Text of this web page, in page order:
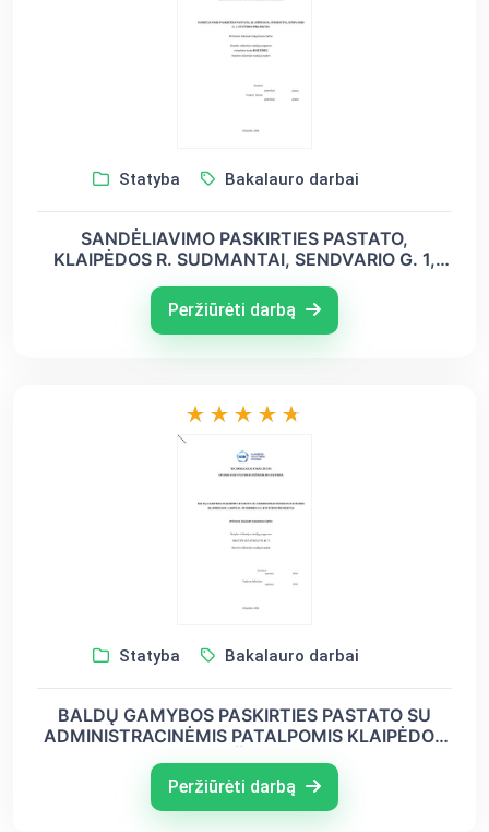
Statyba Bakalauro darbai
SANDĖLIAVIMO PASKIRTIES PASTATO,
KLAIPĖDOS R. SUDMANTAI, SENDVARIO G. 1,
Peržiūrėti darbą
Statyba Bakalauro darbai
BALDŲ GAMYBOS PASKIRTIES PASTATO SU
ADMINISTRACINĖMIS PATALPOMIS KLAIPĖDOS
PROJEKTAS
Peržiūrėti darbą